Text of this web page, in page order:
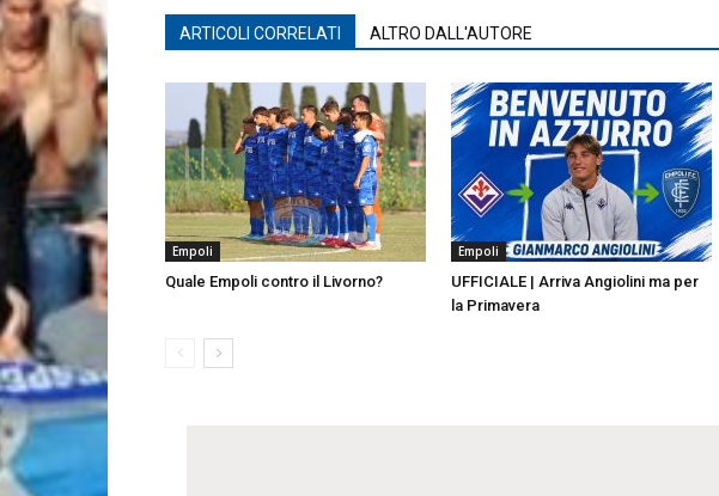
ARTICOLI CORRELATI ALTRO DALL'AUTORE
Empoli
Quale Empoli contro il Livorno?
Empoli
UFFICIALE | Arriva Angiolini ma per
la Primavera